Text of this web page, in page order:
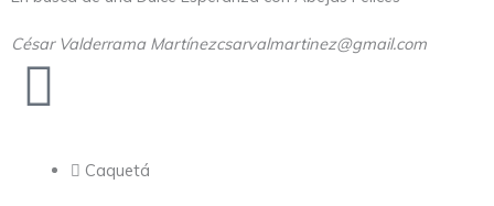
César Valderrama Martínezcsarvalmartinez@gmail.com
Caquetá